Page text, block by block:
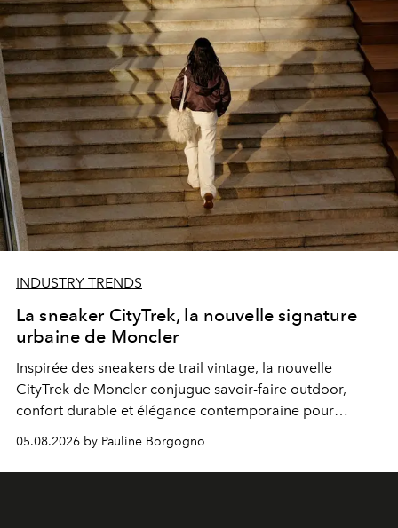
INDUSTRY TRENDS
La sneaker CityTrek, la nouvelle signature
urbaine de Moncler
Inspirée des sneakers de trail vintage, la nouvelle
CityTrek de Moncler conjugue savoir-faire outdoor,
confort durable et élégance contemporaine pour
accompagner les explorations du quotidien.
05.08.2026 by Pauline Borgogno